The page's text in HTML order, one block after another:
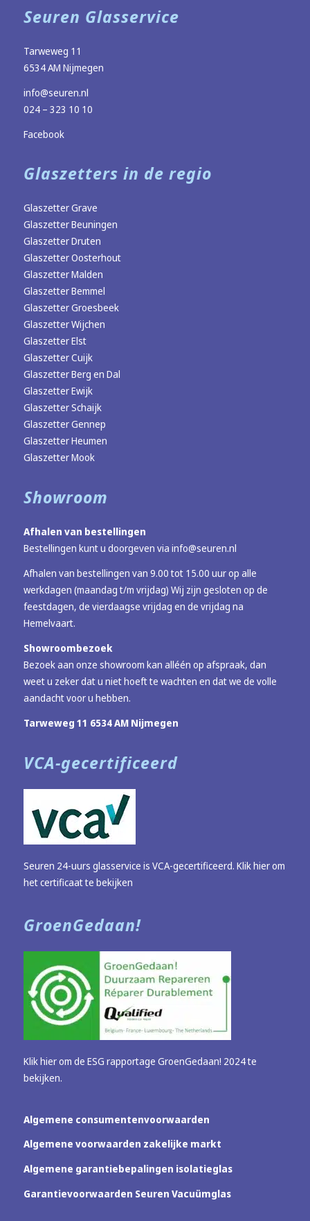
Seuren Glasservice
Tarweweg 11
6534 AM Nijmegen
info@seuren.nl
024 – 323 10 10
Facebook
Glaszetters in de regio
Glaszetter Grave
Glaszetter Beuningen
Glaszetter Druten
Glaszetter Oosterhout
Glaszetter Malden
Glaszetter Bemmel
Glaszetter Groesbeek
Glaszetter Wijchen
Glaszetter Elst
Glaszetter Cuijk
Glaszetter Berg en Dal
Glaszetter Ewijk
Glaszetter Schaijk
Glaszetter Gennep
Glaszetter Heumen
Glaszetter Mook
Showroom
Afhalen van bestellingen
Bestellingen kunt u doorgeven via info@seuren.nl
Afhalen van bestellingen van 9.00 tot 15.00 uur op alle
werkdagen (maandag t/m vrijdag) Wij zijn gesloten op de
feestdagen, de vierdaagse vrijdag en de vrijdag na
Hemelvaart.
Showroombezoek
Bezoek aan onze showroom kan alléén op afspraak, dan
weet u zeker dat u niet hoeft te wachten en dat we de volle
aandacht voor u hebben.
Tarweweg 11 6534 AM Nijmegen
VCA-gecertificeerd
Seuren 24-uurs glasservice is VCA-gecertificeerd. Klik hier om
het certificaat te bekijken
GroenGedaan!
Klik hier om de ESG rapportage GroenGedaan! 2024 te
bekijken.
Algemene consumentenvoorwaarden
Algemene voorwaarden zakelijke markt
Algemene garantiebepalingen isolatieglas
Garantievoorwaarden Seuren Vacuümglas